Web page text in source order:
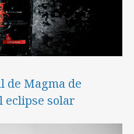
de Magma de
eclipse solar